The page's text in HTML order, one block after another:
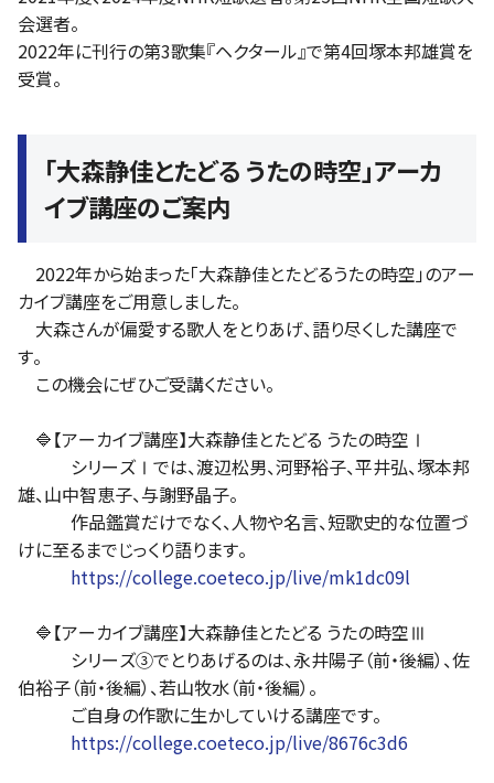
会選者。
2022年に刊行の第3歌集『ヘクタール』で第4回塚本邦雄賞を
受賞。
「大森静佳とたどる うたの時空」アーカ
イブ講座のご案内
2022年から始まった「大森静佳とたどるうたの時空」のアー
カイブ講座をご用意しました。
大森さんが偏愛する歌人をとりあげ、語り尽くした講座で
す。
この機会にぜひご受講ください。
🔷【アーカイブ講座】大森静佳とたどる うたの時空Ⅰ
シリーズⅠでは、渡辺松男、河野裕子、平井弘、塚本邦
雄、山中智恵子、与謝野晶子。
作品鑑賞だけでなく、人物や名言、短歌史的な位置づ
けに至るまでじっくり語ります。
https://college.coeteco.jp/live/mk1dc09l
🔷【アーカイブ講座】大森静佳とたどる うたの時空Ⅲ
シリーズ③でとりあげるのは、永井陽子（前・後編）、佐
伯裕子（前・後編）、若山牧水（前・後編）。
ご自身の作歌に生かしていける講座です。
https://college.coeteco.jp/live/8676c3d6